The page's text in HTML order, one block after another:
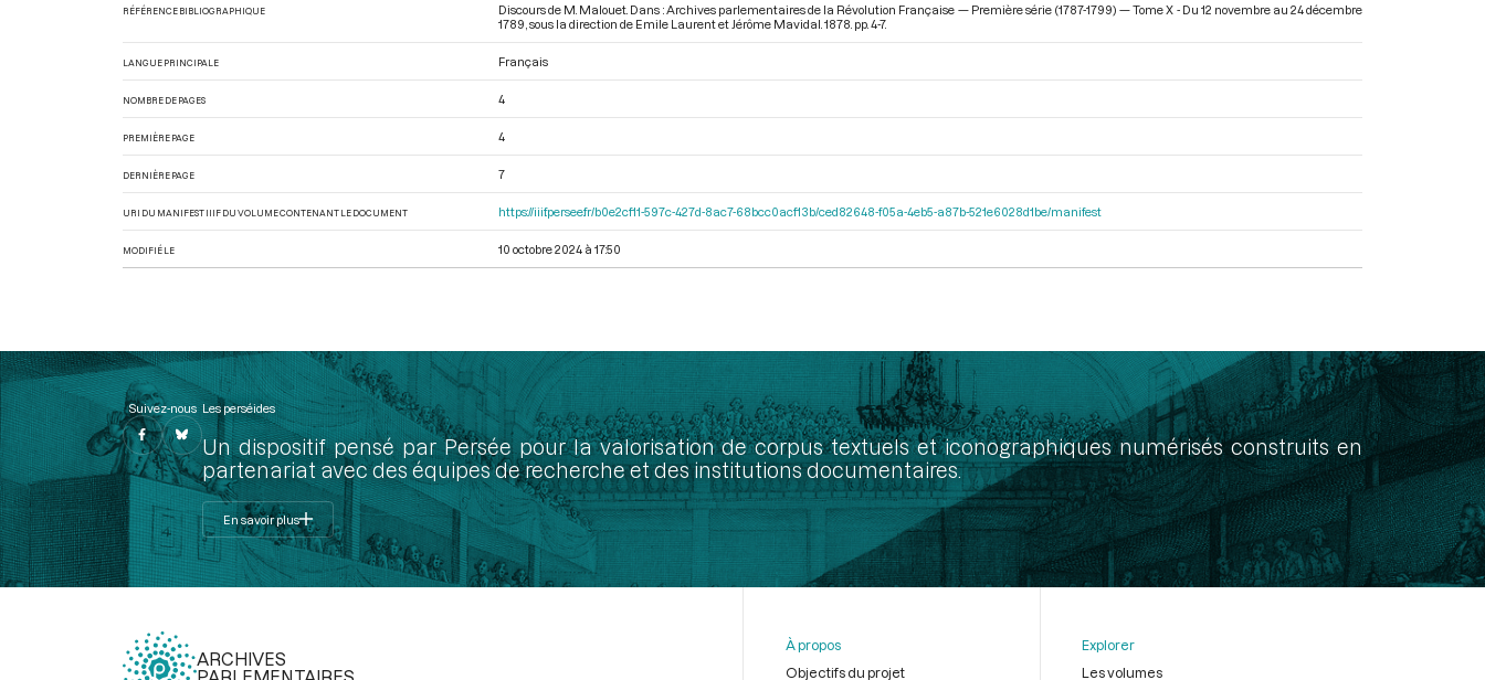
RÉFÉRENCE BIBLIOGRAPHIQUE
Discours de M. Malouet. Dans : Archives parlementaires de la Révolution Française — Première série (1787-1799) — Tome X - Du 12 novembre au 24 décembre
1789 , sous la direction de Emile Laurent et Jérôme Mavidal. 1878. pp. 4-7.
LANGUE PRINCIPALE Français
NOMBRE DE PAGES 4
PREMIÈRE PAGE 4
DERNIÈRE PAGE 7
URI DU MANIFEST IIIF DU VOLUME CONTENANT LE DOCUMENT https://iiif.persee.fr/b0e2cf11-597c-427d-8ac7-68bcc0acf13b/ced82648-f05a-4eb5-a87b-521e6028d1be/manifest
MODIFIÉ LE 10 octobre 2024 à 17:50
Suivez-nous Les perséides
Un dispositif pensé par Persée pour la valorisation de corpus textuels et iconographiques numérisés construits en
partenariat avec des équipes de recherche et des institutions documentaires.
En savoir plus
ARCHIVES
À propos
Objectifs du projet
Explorer
Les volumes